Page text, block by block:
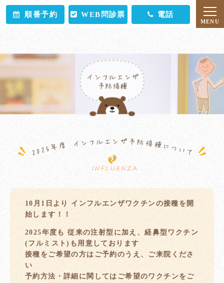
順番予約 WEB問診票 電話
10月1日より インフルエンザワクチンの接種を開
始します！！
2025年度も 従来の注射型に加え、経鼻型ワクチン
(フルミスト)も用意しております
接種をご希望の方はご予約のうえ、ご来院くださ
い
予約方法・詳細に関してはご希望のワクチンをご